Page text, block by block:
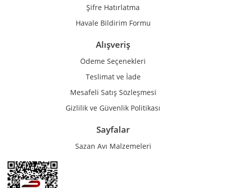
Şifre Hatırlatma
Havale Bildirim Formu
Alışveriş
Ödeme Seçenekleri
Teslimat ve İade
Mesafeli Satış Sözleşmesi
Gizlilik ve Güvenlik Politikası
Sayfalar
Sazan Avı Malzemeleri